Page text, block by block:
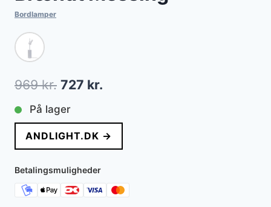
Bordlamper
969kr. Den
oprindelige
pris
var:
969 kr..
727 kr.
pris
er:
På lager
ANDLIGHT.DK →
Betalingsmuligheder